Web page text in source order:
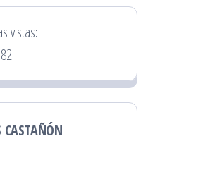
vistas:
CASTAÑÓN